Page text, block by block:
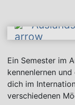
Ein Semester im
kennenlernen
dich im
verschiedenen